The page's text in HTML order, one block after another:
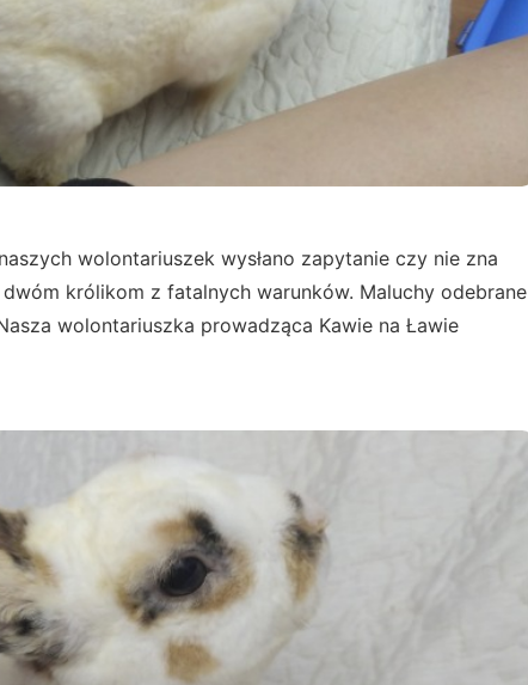
wolontariuszek wysłano zapytanie czy nie zna
królikom z fatalnych warunków. Maluchy odebrane
wolontariuszka prowadząca Kawie na Ławie